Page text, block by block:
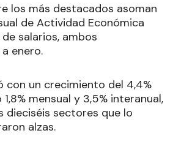
los más destacados asoman
de Actividad Económica
salarios, ambos
enero.
con un crecimiento del 4,4%
mensual y 3,5% interanual,
dieciséis sectores que lo
alzas.